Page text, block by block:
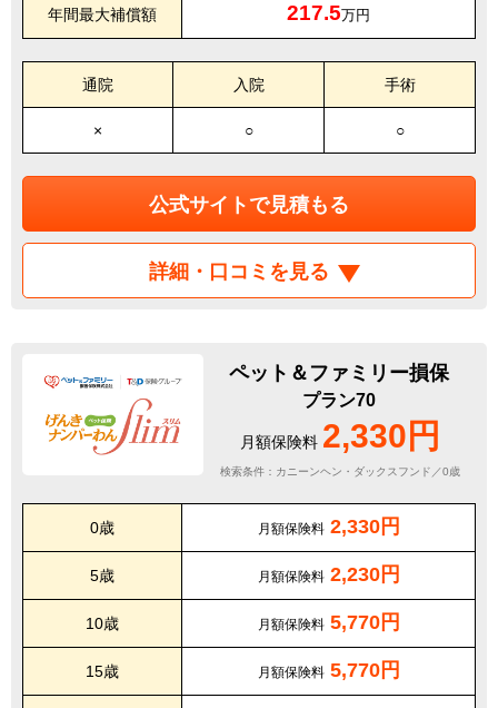
年間最大補償額 217.5万円
通院 入院 手術
× ○ ○
公式サイトで見積もる
詳細・口コミを見る
ペット＆ファミリー損保
プラン70
月額保険料 2,330円
検索条件：カニーンヘン・ダックスフンド／0歳
0歳 月額保険料 2,330円
5歳 月額保険料 2,230円
10歳 月額保険料 5,770円
15歳 月額保険料 5,770円